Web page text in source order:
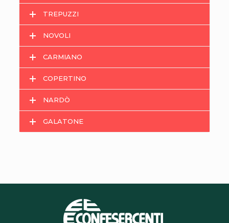
TREPUZZI
NOVOLI
CARMIANO
COPERTINO
NARDÒ
GALATONE